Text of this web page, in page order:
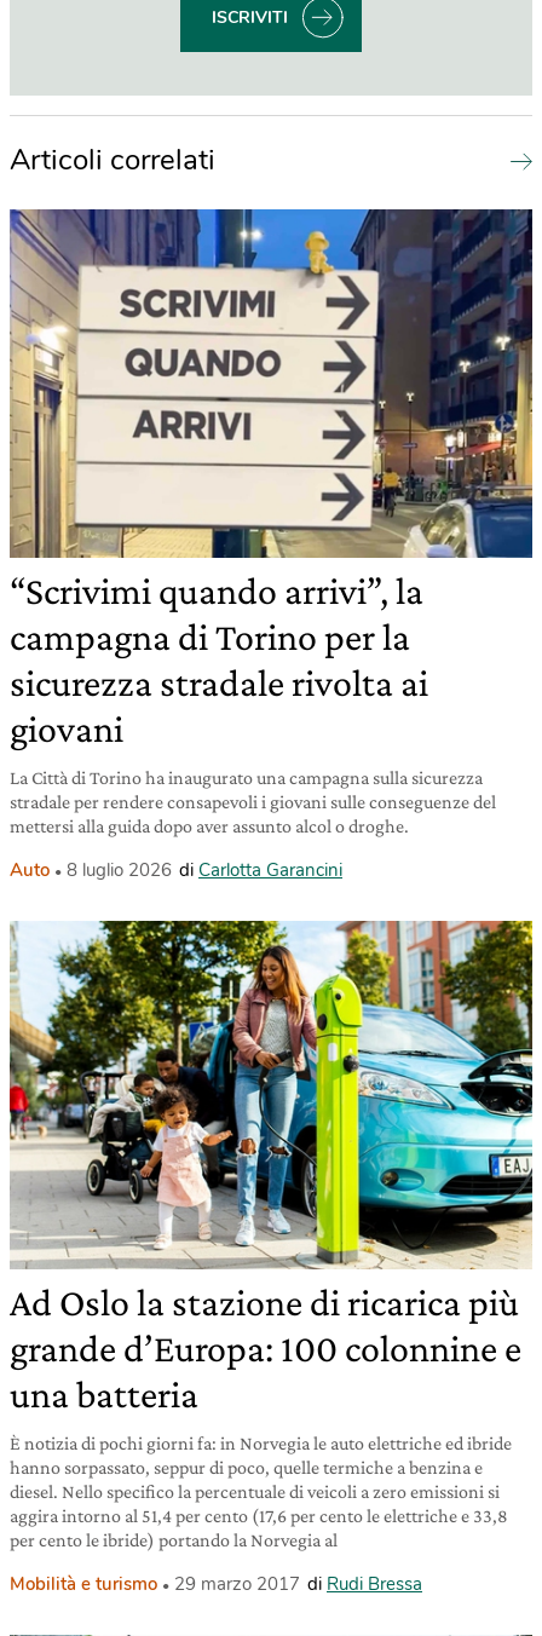
ISCRIVITI
Articoli correlati
“Scrivimi quando arrivi”, la
campagna di Torino per la
sicurezza stradale rivolta ai
giovani
La Città di Torino ha inaugurato una campagna sulla sicurezza
stradale per rendere consapevoli i giovani sulle conseguenze del
mettersi alla guida dopo aver assunto alcol o droghe.
Auto 8 luglio 2026 di Carlotta Garancini
Ad Oslo la stazione di ricarica più
grande d’Europa: 100 colonnine e
una batteria
È notizia di pochi giorni fa: in Norvegia le auto elettriche ed ibride
hanno sorpassato, seppur di poco, quelle termiche a benzina e
diesel. Nello specifico la percentuale di veicoli a zero emissioni si
aggira intorno al 51,4 per cento (17,6 per cento le elettriche e 33,8
per cento le ibride) portando la Norvegia al
Mobilità e turismo 29 marzo 2017 di Rudi Bressa